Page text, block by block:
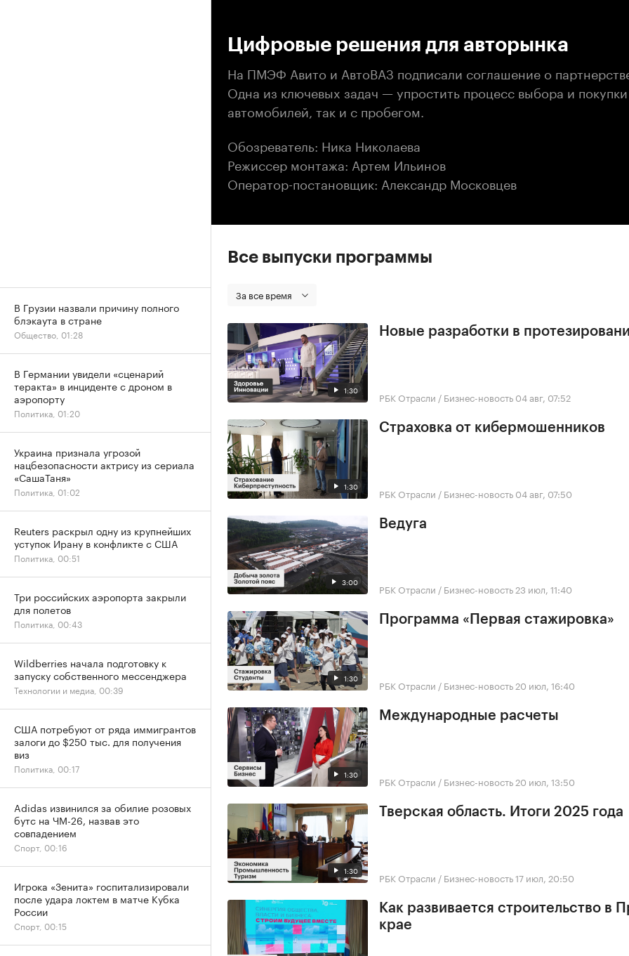
Цифровые решения для авторынка
На ПМЭФ Авито и АвтоВАЗ подписали соглашение о
Одна из ключевых задач — упростить процесс выбора и
автомобилей, так и с пробегом.
Обозреватель: Ника Николаева
Режиссер монтажа: Артем Ильинов
Оператор-постановщик: Александр Московцев
Все выпуски программы
За все время
1:30
Новые разработки в
РБК Отрасли / Бизнес-новость 04 авг, 07:52
1:30
Страховка от кибермошенников
РБК Отрасли / Бизнес-новость 04 авг, 07:50
3:00
Ведуга
РБК Отрасли / Бизнес-новость 23 июл, 11:40
1:30
Программа «Первая стажировка»
РБК Отрасли / Бизнес-новость 20 июл, 16:40
1:30
Международные расчеты
РБК Отрасли / Бизнес-новость 20 июл, 13:50
1:30
Тверская область. Итоги 2025 года
РБК Отрасли / Бизнес-новость17 июл, 20:50
Как развивается строительство в
крае
В Грузии назвали причину полного
блэкаута в стране
Общество, 01:28
В Германии увидели «сценарий
теракта» в инциденте с дроном в
аэропорту
Политика, 01:20
Украина признала угрозой
нацбезопасности актрису из сериала
«СашаТаня»
Политика, 01:02
Reuters раскрыл одну из крупнейших
уступок Ирану в конфликте с США
Политика, 00:51
Три российских аэропорта закрыли
для полетов
Политика, 00:43
Wildberries начала подготовку к
запуску собственного мессенджера
Технологии и медиа, 00:39
США потребуют от ряда иммигрантов
залоги до $250 тыс. для получения
виз
Политика, 00:17
Adidas извинился за обилие розовых
бутс на ЧМ-26, назвав это
совпадением
Спорт, 00:16
Игрока «Зенита» госпитализировали
после удара локтем в матче Кубка
России
Спорт, 00:15